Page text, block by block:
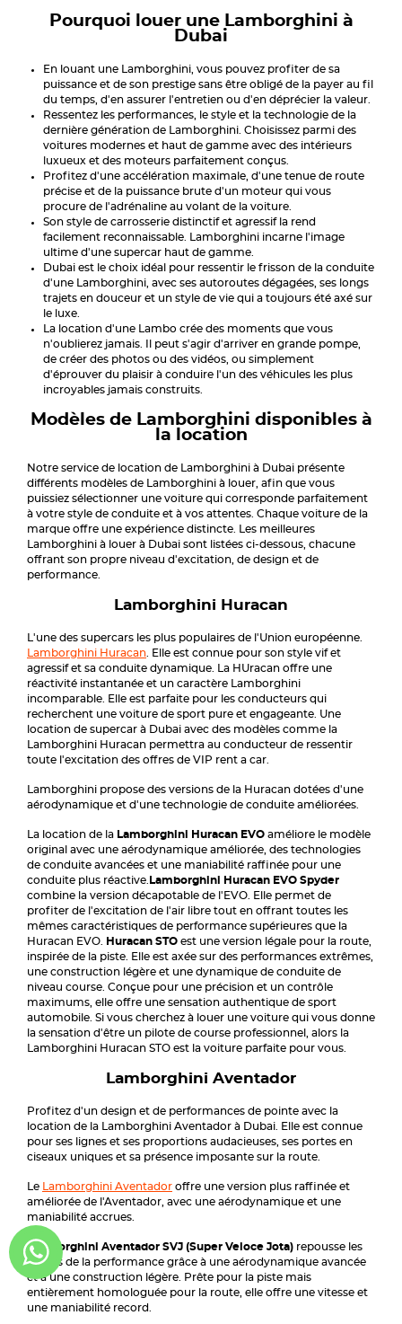
Pourquoi louer une Lamborghini à
Dubai
En louant une Lamborghini, vous pouvez profiter de sa
puissance et de son prestige sans être obligé de la payer au fil
du temps, d'en assurer l'entretien ou d'en déprécier la valeur.
Ressentez les performances, le style et la technologie de la
dernière génération de Lamborghini. Choisissez parmi des
voitures modernes et haut de gamme avec des intérieurs
luxueux et des moteurs parfaitement conçus.
Profitez d'une accélération maximale, d'une tenue de route
précise et de la puissance brute d'un moteur qui vous
procure de l'adrénaline au volant de la voiture.
Son style de carrosserie distinctif et agressif la rend
facilement reconnaissable. Lamborghini incarne l'image
ultime d'une supercar haut de gamme.
Dubai est le choix idéal pour ressentir le frisson de la conduite
d'une Lamborghini, avec ses autoroutes dégagées, ses longs
trajets en douceur et un style de vie qui a toujours été axé sur
le luxe.
La location d'une Lambo crée des moments que vous
n'oublierez jamais. Il peut s'agir d'arriver en grande pompe,
de créer des photos ou des vidéos, ou simplement
d'éprouver du plaisir à conduire l'un des véhicules les plus
incroyables jamais construits.
Modèles de Lamborghini disponibles à
la location
Notre service de location de Lamborghini à Dubai présente
différents modèles de Lamborghini à louer, afin que vous
puissiez sélectionner une voiture qui corresponde parfaitement
à votre style de conduite et à vos attentes. Chaque voiture de la
marque offre une expérience distincte. Les meilleures
Lamborghini à louer à Dubai sont listées ci-dessous, chacune
offrant son propre niveau d'excitation, de design et de
performance.
Lamborghini Huracan
L'une des supercars les plus populaires de l'Union européenne.
Lamborghini Huracan . Elle est connue pour son style vif et
agressif et sa conduite dynamique. La HUracan offre une
réactivité instantanée et un caractère Lamborghini
incomparable. Elle est parfaite pour les conducteurs qui
recherchent une voiture de sport pure et engageante. Une
location de supercar à Dubai avec des modèles comme la
Lamborghini Huracan permettra au conducteur de ressentir
toute l'excitation des offres de VIP rent a car.
Lamborghini propose des versions de la Huracan dotées d'une
aérodynamique et d'une technologie de conduite améliorées.
La location de la Lamborghini Huracan EVO améliore le modèle
original avec une aérodynamique améliorée, des technologies
de conduite avancées et une maniabilité raffinée pour une
conduite plus réactive. Lamborghini Huracan EVO Spyder
combine la version décapotable de l'EVO. Elle permet de
profiter de l'excitation de l'air libre tout en offrant toutes les
mêmes caractéristiques de performance supérieures que la
Huracan EVO.
Huracan STO est une version légale pour la route,
inspirée de la piste. Elle est axée sur des performances extrêmes,
une construction légère et une dynamique de conduite de
niveau course. Conçue pour une précision et un contrôle
maximums, elle offre une sensation authentique de sport
automobile. Si vous cherchez à louer une voiture qui vous donne
la sensation d'être un pilote de course professionnel, alors la
Lamborghini Huracan STO est la voiture parfaite pour vous.
Lamborghini Aventador
Profitez d'un design et de performances de pointe avec la
location de la Lamborghini Aventador à Dubai. Elle est connue
pour ses lignes et ses proportions audacieuses, ses portes en
ciseaux uniques et sa présence imposante sur la route.
Le Lamborghini Aventador offre une version plus raffinée et
améliorée de l'Aventador, avec une aérodynamique et une
maniabilité accrues.
Lamborghini Aventador SVJ (Super Veloce Jota) repousse les
limites de la performance grâce à une aérodynamique avancée
et à une construction légère. Prête pour la piste mais
entièrement homologuée pour la route, elle offre une vitesse et
une maniabilité record.